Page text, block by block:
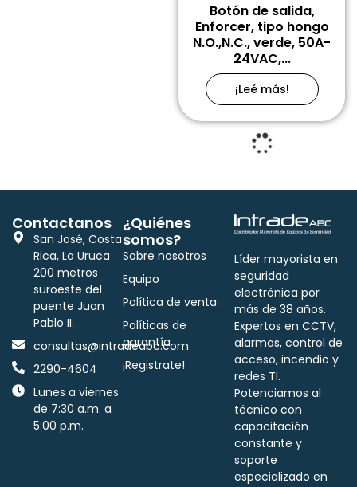
Botón de salida,
Enforcer, tipo hongo
N.O.,N.C., verde, 50A-
24VAC,...
¡Leé más!
SD7175SGEX1Q
Botón de salida,
Enforcer, anti
vandalismo N.A.,N.C.,
DPST, IP65,...
¡Leé más!